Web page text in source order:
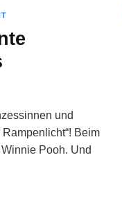
und
Beim
Pooh. Und